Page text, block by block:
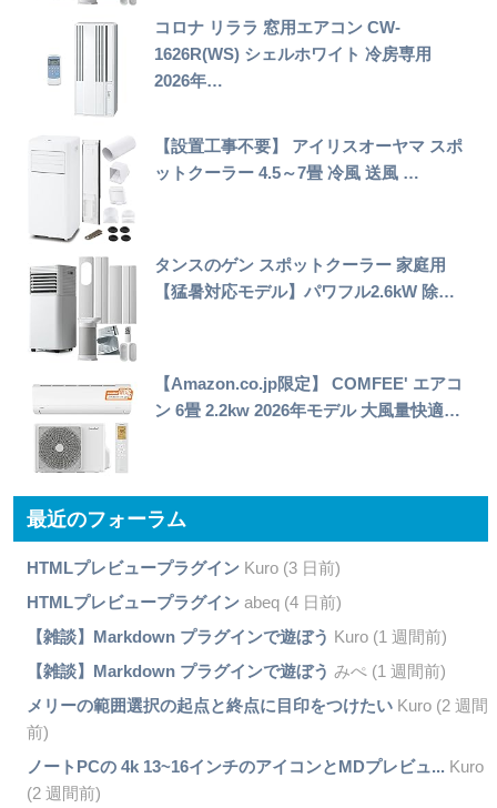
コロナ リララ 窓用エアコン CW-
1626R(WS) シェルホワイト 冷房専用
2026年…
【設置工事不要】 アイリスオーヤマ スポ
ットクーラー 4.5～7畳 冷風 送風 …
タンスのゲン スポットクーラー 家庭用
【猛暑対応モデル】パワフル2.6kW 除…
【Amazon.co.jp限定】 COMFEE' エアコ
ン 6畳 2.2kw 2026年モデル 大風量快適…
最近のフォーラム
HTMLプレビュープラグインKuro (3 日前)
HTMLプレビュープラグインabeq (4 日前)
【雑談】Markdown プラグインで遊ぼう Kuro (1 週間前)
【雑談】Markdown プラグインで遊ぼう みぺ (1 週間前)
メリーの範囲選択の起点と終点に目印をつけたいKuro (2 週間
前)
ノートPCの 4k 13~16インチのアイコンとMDプレビュ... Kuro
(2 週間前)